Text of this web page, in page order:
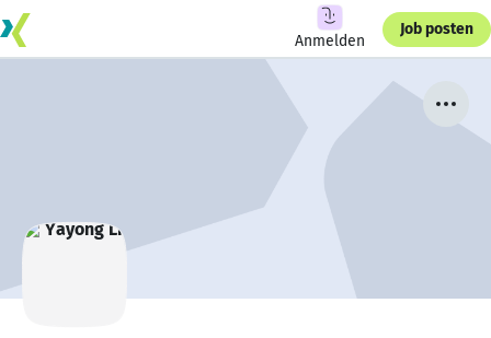
Anmelden
Job posten